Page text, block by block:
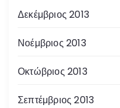
Δεκέμβριος 2013
Νοέμβριος 2013
Οκτώβριος 2013
Σεπτέμβριος 2013